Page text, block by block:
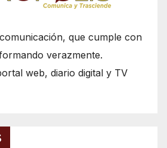
que cumple con
verazmente.
web, diario digital y TV